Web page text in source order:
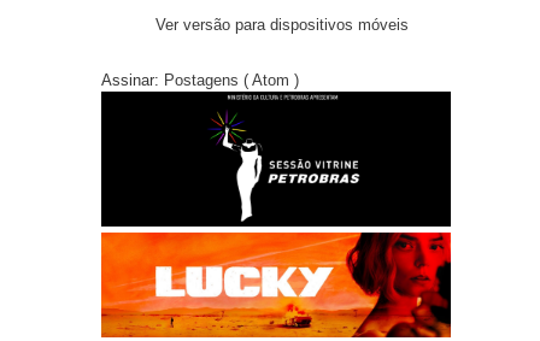
Ver versão para dispositivos móveis
Assinar: Postagens ( Atom )